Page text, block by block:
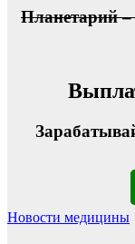
Планетарий –
Новости медицины